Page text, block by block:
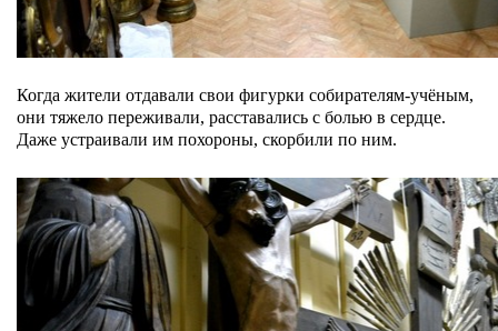
Когда жители отдавали свои фигурки собирателям-учёным,
они тяжело переживали, расставались с болью в сердце.
Даже устраивали им похороны, скорбили по ним.